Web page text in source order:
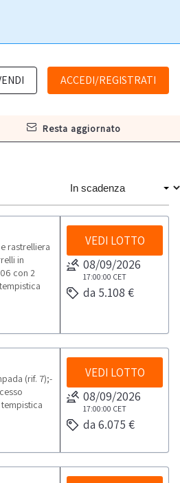
ACCEDI/REGISTRATI
resta aggiornato
rastrelliera
in
con 2
VEDI LOTTO
08/09/2026
17:00:00 CET
da 5.108 €
(rif. 7);-
tempistica
VEDI LOTTO
08/09/2026
17:00:00 CET
da 6.075 €